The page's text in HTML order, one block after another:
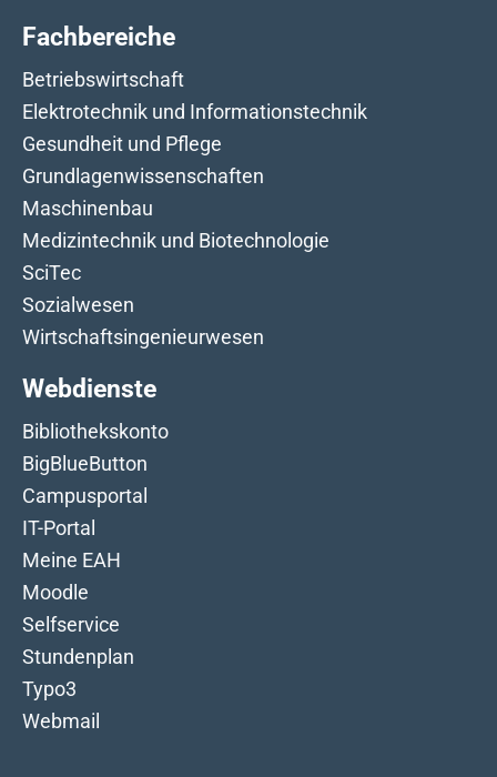
Fachbereiche
Betriebswirtschaft
Elektrotechnik und Informationstechnik
Gesundheit und Pflege
Grundlagenwissenschaften
Maschinenbau
Medizintechnik und Biotechnologie
SciTec
Sozialwesen
Wirtschaftsingenieurwesen
Webdienste
Bibliothekskonto
BigBlueButton
Campusportal
IT-Portal
Meine EAH
Moodle
Selfservice
Stundenplan
Typo3
Webmail